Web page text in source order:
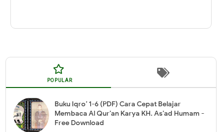
POPULAR
Buku Iqro’ 1-6 (PDF) Cara Cepat Belajar
Membaca Al Qur’an Karya KH. As’ad Humam -
Free Download